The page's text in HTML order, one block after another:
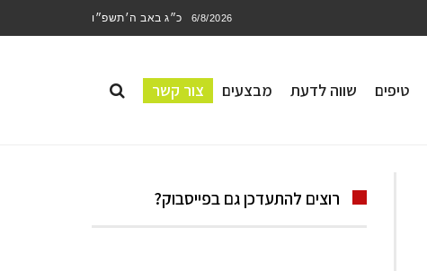
6/8/2026 כ״ג באב ה׳תשפ״ו
טיפים שווה לדעת מבצעים צור קשר
רוצים להתעדכן גם בפייסבוק?